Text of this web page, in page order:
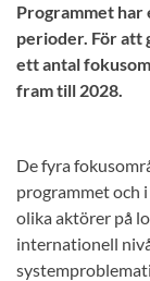
Programmet har
perioder. För att
ett antal
fram till 2028.
De fyra
programmet och
olika aktörer på
internationell